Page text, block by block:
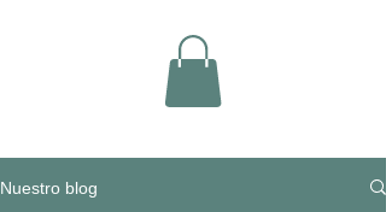
Nuestro blog